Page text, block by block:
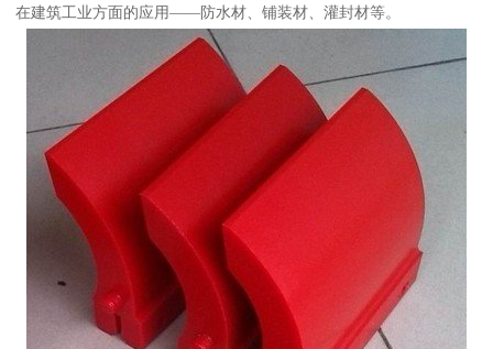
在建筑工业方面的应用——防水材、铺装材、灌封材等。